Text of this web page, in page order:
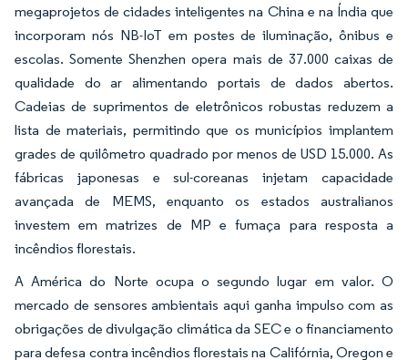
megaprojetos de cidades inteligentes na China e na Índia que
incorporam nós NB-IoT em postes de iluminação, ônibus e
escolas. Somente Shenzhen opera mais de 37.000 caixas de
qualidade do ar alimentando portais de dados abertos.
Cadeias de suprimentos de eletrônicos robustas reduzem a
lista de materiais, permitindo que os municípios implantem
grades de quilômetro quadrado por menos de USD 15.000. As
fábricas japonesas e sul-coreanas injetam capacidade
avançada de MEMS, enquanto os estados australianos
investem em matrizes de MP e fumaça para resposta a
incêndios florestais.
A América do Norte ocupa o segundo lugar em valor. O
mercado de sensores ambientais aqui ganha impulso com as
obrigações de divulgação climática da SEC e o financiamento
para defesa contra incêndios florestais na Califórnia, Oregon e